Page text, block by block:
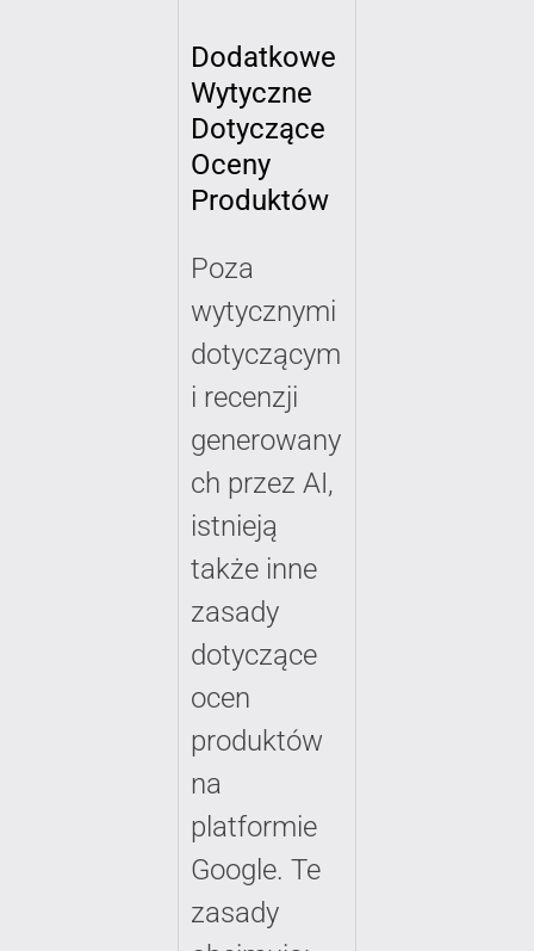
Dodatkowe
Wytyczne
Dotyczące
Oceny
Produktów
Poza
wytycznymi
dotyczącym
i recenzji
generowany
ch przez AI,
istnieją
także inne
zasady
dotyczące
ocen
produktów
na
platformie
Google. Te
zasady